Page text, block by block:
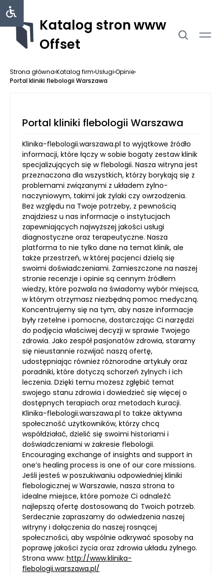
Katalog stron www
Offset
Strona główna›Katalog firm›Usługi›Opinie›
Portal kliniki flebologii Warszawa
Portal kliniki flebologii Warszawa
Klinika-flebologii.warszawa.pl to wyjątkowe źródło
informacji, które łączy w sobie bogaty zestaw klinik
specjalizujących się w flebologii. Nasza witryna jest
przeznaczona dla wszystkich, którzy borykają się z
problemami związanymi z układem żylno-
naczyniowym, takimi jak żylaki czy owrzodzenia.
Bez względu na Twoje potrzeby, z pewnością
znajdziesz u nas informacje o instytucjach
zapewniających najwyższej jakości usługi
diagnostyczne oraz terapeutyczne. Nasza
platforma to nie tylko dane na temat klinik, ale
także przestrzeń, w której pacjenci dzielą się
swoimi doświadczeniami. Zamieszczone na naszej
stronie recenzje i opinie są cennym źródłem
wiedzy, które pozwala na świadomy wybór miejsca,
w którym otrzymasz niezbędną pomoc medyczną.
Koncentrujemy się na tym, aby nasze informacje
były rzetelne i pomocne, dostarczając Ci narzędzi
do podjęcia właściwej decyzji w sprawie Twojego
zdrowia. Jako zespół pasjonatów zdrowia, staramy
się nieustannie rozwijać naszą ofertę,
udostępniając również różnorodne artykuły oraz
poradniki, które dotyczą schorzeń żylnych i ich
leczenia. Dzięki temu możesz zgłębić temat
swojego stanu zdrowia i dowiedzieć się więcej o
dostępnych terapiach oraz metodach kuracji.
Klinika-flebologii.warszawa.pl to także aktywna
społeczność użytkowników, którzy chcą
współdziałać, dzielić się swoimi historiami i
doświadczeniami w zakresie flebologii.
Encouraging exchange of insights and support in
one’s healing process is one of our core missions.
Jeśli jesteś w poszukiwaniu odpowiedniej kliniki
flebologicznej w Warszawie, nasza strona to
idealne miejsce, które pomoże Ci odnaleźć
najlepszą ofertę dostosowaną do Twoich potrzeb.
Serdecznie zapraszamy do odwiedzenia naszej
witryny i dołączenia do naszej rosnącej
społeczności, aby wspólnie odkrywać sposoby na
poprawę jakości życia oraz zdrowia układu żylnego.
Strona www: http://www.klinika-
flebologii.warszawa.pl/